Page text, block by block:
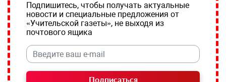
Подпишитесь, чтобы получать актуальные
новости и специальные предложения от
«Учительской газеты», не выходя из
почтового ящика
Подписаться